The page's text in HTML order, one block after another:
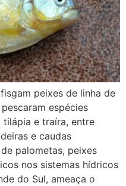
peixes de linha de
espécies
tilápia e traíra, entre
e caudas
palometas, peixes
nos sistemas hídricos
do Sul, ameaça o